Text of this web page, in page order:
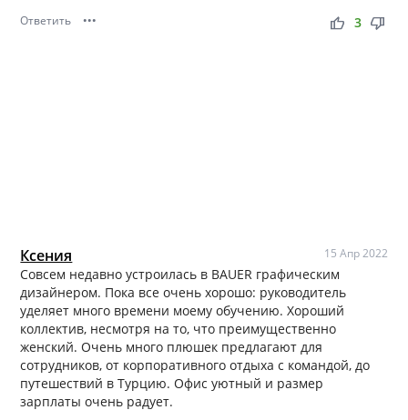
Ответить ••• thumb_up thumb_down
3
Ксения 15 Апр 2022
Совсем недавно устроилась в BAUER графическим
дизайнером. Пока все очень хорошо: руководитель
уделяет много времени моему обучению. Хороший
коллектив, несмотря на то, что преимущественно
женский. Очень много плюшек предлагают для
сотрудников, от корпоративного отдыха с командой, до
путешествий в Турцию. Офис уютный и размер
зарплаты очень радует.